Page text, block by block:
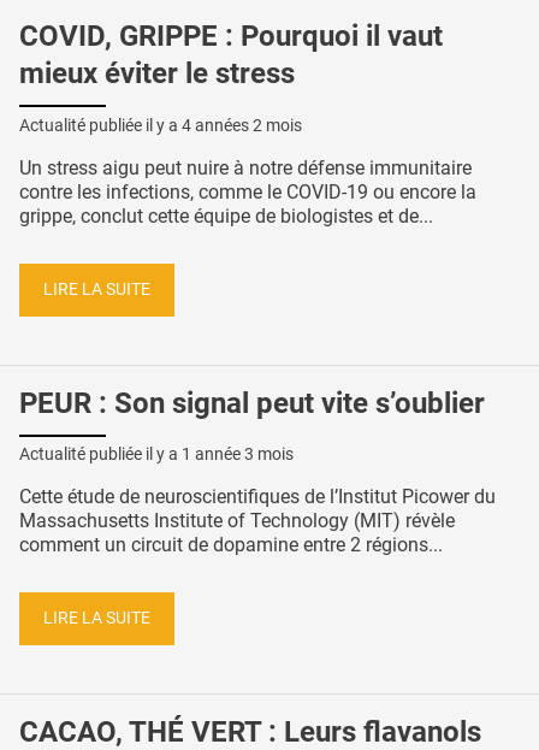
COVID, GRIPPE : Pourquoi il vaut
mieux éviter le stress
Actualité publiée il y a 4 années 2 mois
Un stress aigu peut nuire à notre défense immunitaire
contre les infections, comme le COVID-19 ou encore la
grippe, conclut cette équipe de biologistes et de...
LIRE LA SUITE
PEUR : Son signal peut vite s’oublier
Actualité publiée il y a 1 année 3 mois
Cette étude de neuroscientifiques de l’Institut Picower du
Massachusetts Institute of Technology (MIT) révèle
comment un circuit de dopamine entre 2 régions...
LIRE LA SUITE
CACAO, THÉ VERT : Leurs flavanols